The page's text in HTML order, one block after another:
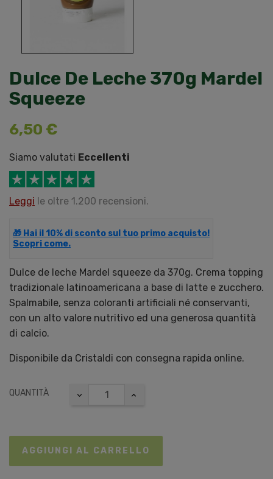
Dulce De Leche 370g Mardel
Squeeze
6,50 €
Siamo valutati Eccellenti
Leggi le oltre 1.200 recensioni.
🎁 Hai il 10% di sconto sul tuo primo acquisto!
Scopri come.
Dulce de leche Mardel squeeze da 370g. Crema topping
tradizionale latinoamericana a base di latte e zucchero.
Spalmabile, senza coloranti artificiali né conservanti,
con un alto valore nutritivo ed una generosa quantità
di calcio.
Disponibile da Cristaldi con consegna rapida online.
QUANTITÀ
AGGIUNGI AL CARRELLO